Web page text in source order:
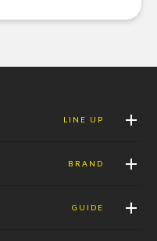
LINE UP
BRAND
GUIDE